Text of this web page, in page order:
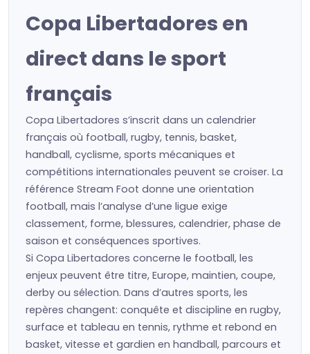
Copa Libertadores en
direct dans le sport
français
Copa Libertadores s’inscrit dans un calendrier
français où football, rugby, tennis, basket,
handball, cyclisme, sports mécaniques et
compétitions internationales peuvent se croiser. La
référence Stream Foot donne une orientation
football, mais l’analyse d’une ligue exige
classement, forme, blessures, calendrier, phase de
saison et conséquences sportives.
Si Copa Libertadores concerne le football, les
enjeux peuvent être titre, Europe, maintien, coupe,
derby ou sélection. Dans d’autres sports, les
repères changent: conquête et discipline en rugby,
surface et tableau en tennis, rythme et rebond en
basket, vitesse et gardien en handball, parcours et